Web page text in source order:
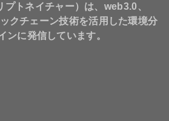
トネイチャー）は、web3.0、
クチェーン技術を活用した環境分
ンに発信しています。